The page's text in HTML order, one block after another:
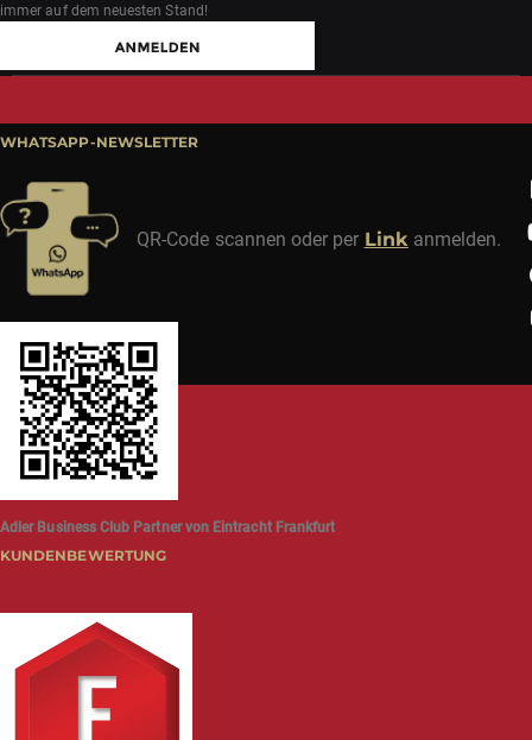
immer auf dem neuesten Stand!
WHATSAPP-NEWSLETTER
QR-Code scannen oder per Linkanmelden.
Adler Business Club Partner von Eintracht Frankfurt
KUNDENBEWERTUNG